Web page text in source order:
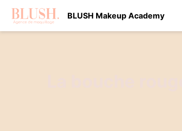
BLUSH Makeup Academy